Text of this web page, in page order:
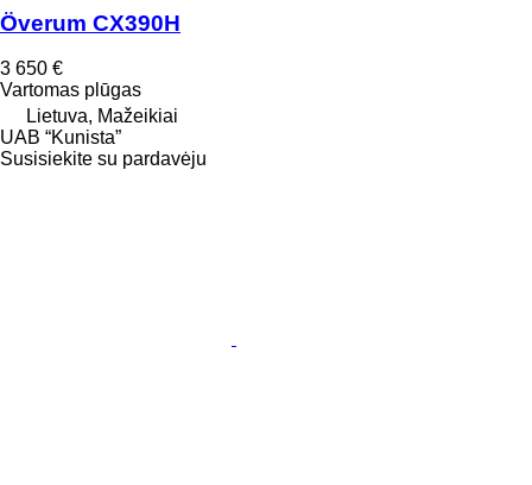
Överum CX390H
3 650 €
Vartomas plūgas
Lietuva, Mažeikiai
UAB “Kunista”
Susisiekite su pardavėju